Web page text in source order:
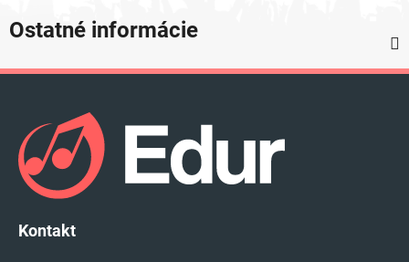
Ostatné informácie
Kontakt